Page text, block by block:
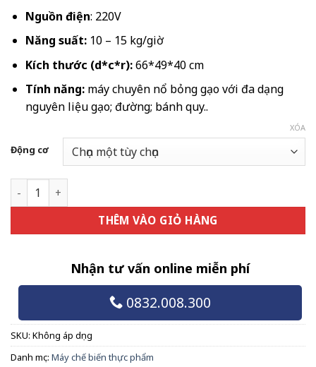
Nguồn điện: 220V
Năng suất:10 – 15 kg/giờ
Kích thước (d*c*r):66*49*40 cm
Tính năng:máy chuyên nổ bỏng gạo với đa dạng
nguyên liệu gạo; đường; bánh quy..
Động cơ
XÓA
Máy nổ bỏng 1 pha số lượng
THÊM VÀO GIỎ HÀNG
Nhận tư vấn online miễn phí
0832.008.300
SKU: Không áp dụng
Danh mục: Máy chế biến thực phẩm